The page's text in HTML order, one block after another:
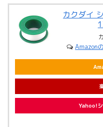
カクダイ
Amazon
Yahoo!